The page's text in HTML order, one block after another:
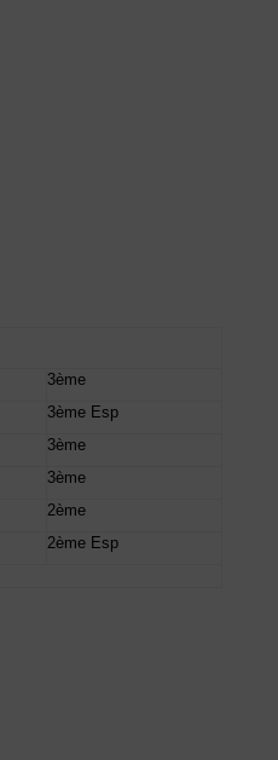
3ème
3ème Esp
3ème
3ème
2ème
2ème Esp